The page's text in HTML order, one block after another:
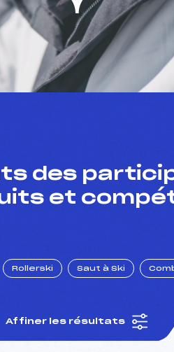
des
et
Rollerski Saut à Ski
Affiner les résultats